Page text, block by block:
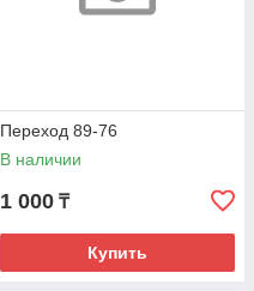
Переход 89-76
В наличии
1 000 ₸
Купить